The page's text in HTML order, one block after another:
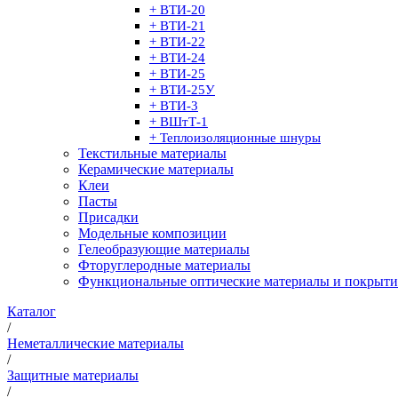
+ ВТИ-20
+ ВТИ-21
+ ВТИ-22
+ ВТИ-24
+ ВТИ-25
+ ВТИ-25У
+ ВТИ-3
+ ВШтТ-1
+ Теплоизоляционные шнуры
Текстильные материалы
Керамические материалы
Клеи
Пасты
Присадки
Модельные композиции
Гелеобразующие материалы
Фторуглеродные материалы
Функциональные оптические материалы и
Каталог
/
Неметаллические материалы
/
Защитные материалы
/